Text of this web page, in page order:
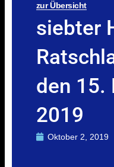
zur Übersicht
siebter
den 15.
2019
Oktober 2, 2019